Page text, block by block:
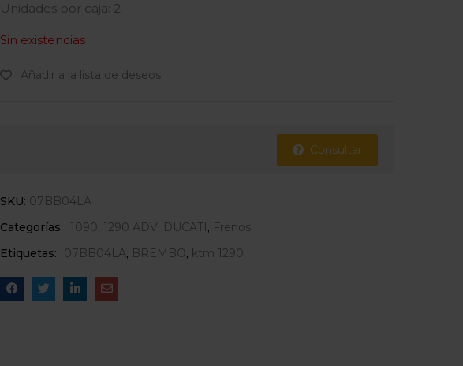
Unidades por caja: 2
Sin existencias
Añadir a la lista de deseos
Consultar
SKU: 07BB04LA
Categorías:
1090, 1290 ADV, DUCATI , Frenos
Etiquetas:
07BB04LA, BREMBO, ktm 1290